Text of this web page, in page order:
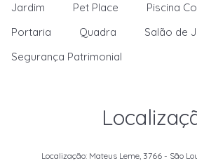
Jardim
Pet Place
Piscina
Portaria
Quadra
Salão de
Segurança Patrimonial
Localização: Mateus Leme, 3766 - São